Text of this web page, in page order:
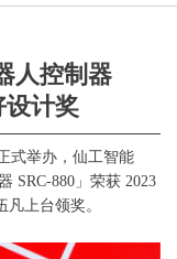
人控制器
设计奖
式举办，仙工智能
SRC-880」荣获 2023
上台领奖。